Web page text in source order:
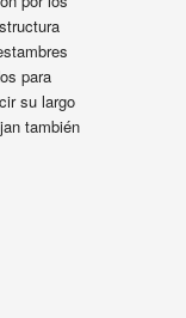
para
su largo
también